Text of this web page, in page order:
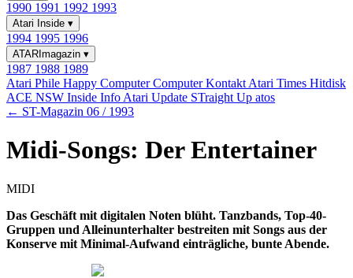
1990 1991 1992 1993
Atari Inside ▾
1994 1995 1996
ATARImagazin ▾
1987 1988 1989
Atari Phile Happy ComputerComputer Kontakt Atari Times Hitdisk
ACE NSW Inside Info Atari Update STraight Up atos
← ST-Magazin 06 / 1993
Midi-Songs: Der Entertainer
MIDI
Das Geschäft mit digitalen Noten blüht. Tanzbands, Top-40-
Gruppen und Alleinunterhalter bestreiten mit Songs aus der
Konserve mit Minimal-Aufwand einträgliche, bunte Abende.